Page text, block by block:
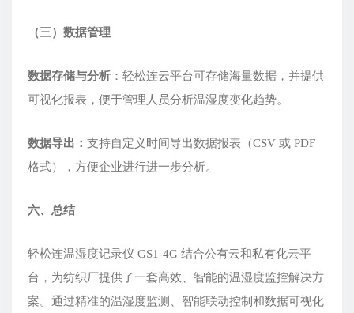
（三）数据管理
数据存储与分析 ：轻松连云平台可存储海量数据，并提供
可视化报表，便于管理人员分析温湿度变化趋势。
数据导出： 支持自定义时间导出数据报表（CSV 或 PDF
格式），方便企业进行进一步分析。
六、总结
轻松连温湿度记录仪 GS1-4G 结合公有云和私有化云平
台，为纺织厂提供了一套高效、智能的温湿度监控解决方
案。通过精准的温湿度监测、智能联动控制和数据可视化